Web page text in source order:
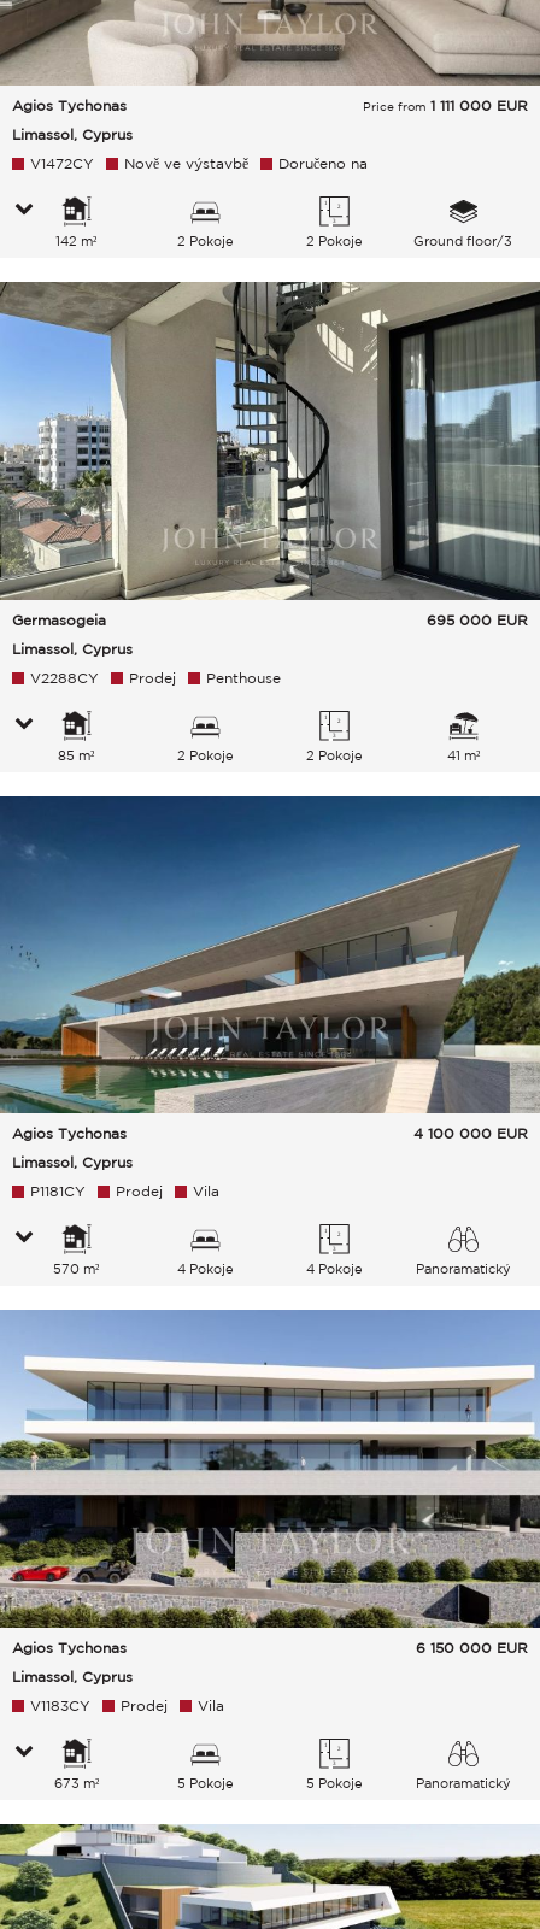
Agios Tychonas
Limassol, Cyprus
Price from 1 111 000 EUR
V1472CY Nově ve výstavbě Doručeno na
142 m² 2 Pokoje 2 Pokoje Ground floor/3
Germasogeia
Limassol, Cyprus
695 000 EUR
V2288CY Prodej Penthouse
85 m² 2 Pokoje 2 Pokoje 41 m²
Agios Tychonas
Limassol, Cyprus
4 100 000 EUR
P1181CY Prodej Vila
570 m² 4 Pokoje 4 Pokoje
Panoramatický
Agios Tychonas
Limassol, Cyprus
6 150 000 EUR
V1183CY Prodej Vila
673 m² 5 Pokoje 5 Pokoje
Panoramatický